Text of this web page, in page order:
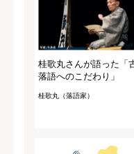
桂歌丸さんが語った「
落語へのこだわり」
桂歌丸（落語家）